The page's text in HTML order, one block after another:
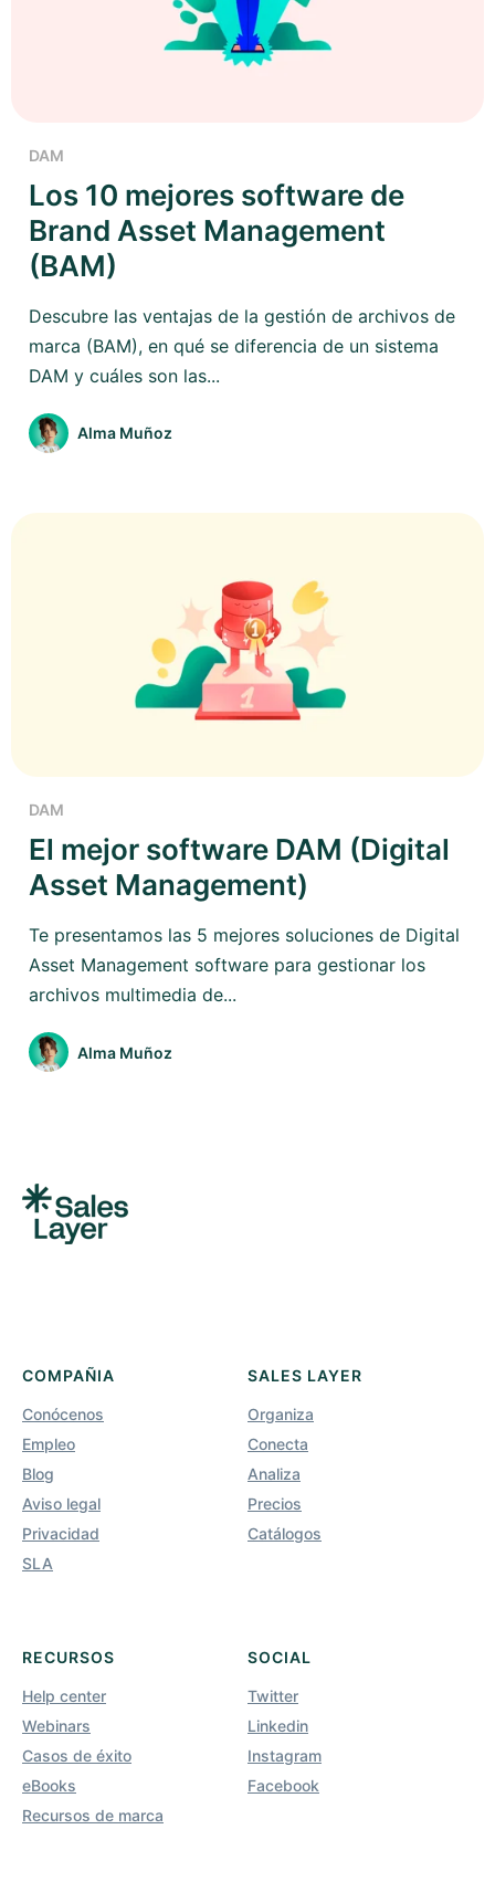
DAM
Los 10 mejores software de
Brand Asset Management
(BAM)
Descubre las ventajas de la gestión de archivos de
marca (BAM), en qué se diferencia de un sistema
DAM y cuáles son las...
Alma Muñoz
DAM
El mejor software DAM (Digital
Asset Management)
Te presentamos las 5 mejores soluciones de Digital
Asset Management software para gestionar los
archivos multimedia de...
Alma Muñoz
COMPAÑIA
Conócenos
Empleo
Blog
Aviso legal
Privacidad
SLA
SALES LAYER
Organiza
Conecta
Analiza
Precios
Catálogos
RECURSOS
Help center
Webinars
Casos de éxito
eBooks
Recursos de marca
SOCIAL
Twitter
Linkedin
Instagram
Facebook